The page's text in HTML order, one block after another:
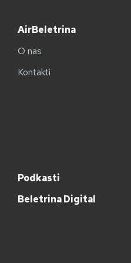
AirBeletrina
O nas
Kontakti
Podkasti
Beletrina Digital